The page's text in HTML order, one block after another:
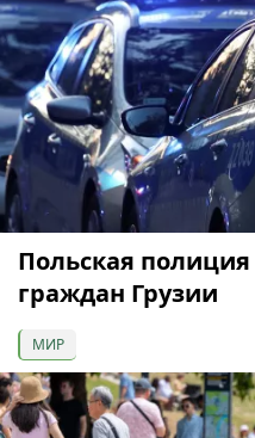
Польская
граждан Грузии
МИР